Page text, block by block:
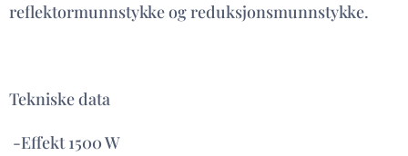
reflektormunnstykke og reduksjonsmunnstykke.
Tekniske data
-Effekt 1500 W